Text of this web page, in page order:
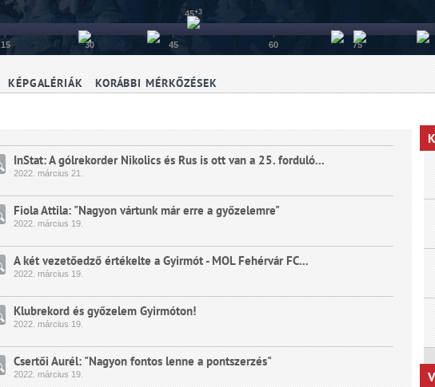
15 30 45
45+3
60 75
KÉPGALÉRIÁK KORÁBBI MÉRKŐZÉSEK
InStat: A gólrekorder Nikolics és Rus is ott van a 25. forduló...
2022. március 21.
Fiola Attila: "Nagyon vártunk már erre a győzelemre"
2022. március 19.
A két vezetőedző értékelte a Gyirmót - MOL Fehérvár FC...
2022. március 19.
Klubrekord és győzelem Gyirmóton!
2022. március 19.
Csertői Aurél: "Nagyon fontos lenne a pontszerzés"
2022. március 19.